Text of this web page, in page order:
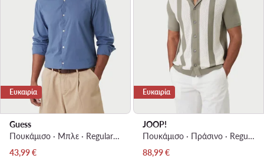
Ευκαιρία
Guess
Πουκάμισο · Μπλε · Regular Fit
Τρέχουσα τιμή
43,99€
Ευκαιρία
JOOP!
Πουκάμισο · Πράσινο · Regular Fit
Τρέχουσα τιμή
88,99€